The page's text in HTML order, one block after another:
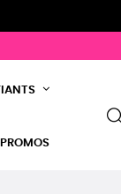
PROMOS